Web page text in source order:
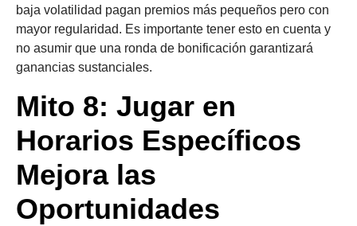
baja volatilidad pagan premios más pequeños pero con
mayor regularidad. Es importante tener esto en cuenta y
no asumir que una ronda de bonificación garantizará
ganancias sustanciales.
Mito 8: Jugar en
Horarios Específicos
Mejora las
Oportunidades